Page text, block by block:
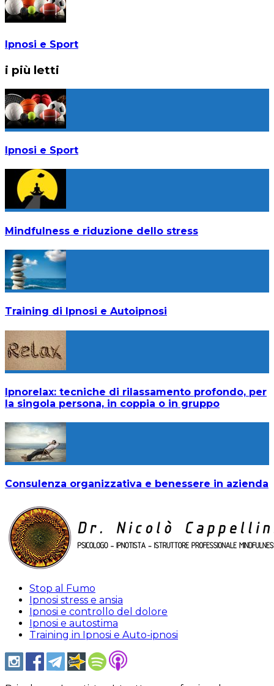
Ipnosi e Sport
i più letti
Ipnosi e Sport
Mindfulness e riduzione dello stress
Training di Ipnosi e Autoipnosi
Ipnorelax: tecniche di rilassamento profondo, per
la singola persona, in coppia o in gruppo
Consulenza organizzativa e benessere in azienda
Stop al Fumo
Ipnosi stress e ansia
Ipnosi e controllo del dolore
Ipnosi e autostima
Training in Ipnosi e Auto-ipnosi